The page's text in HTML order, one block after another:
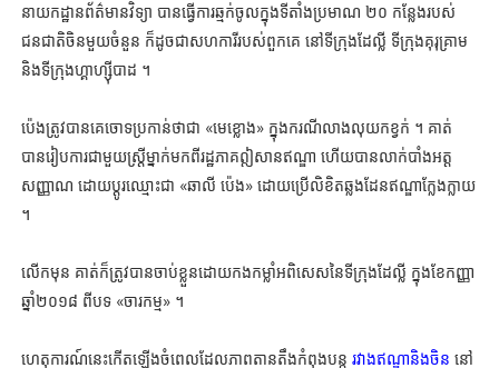
នាយកដ្ឋានព័ត៌មានវិទ្យា បានធ្វើការឆ្មក់ចូលក្នុងទីតាំងប្រមាណ ២០ កន្លែងរបស់
ជនជាតិចិនមួយចំនួន ក៏ដូចជាសហការីរបស់ពួកគេ នៅទីក្រុងដែល្លី ទីក្រុងគុរុគ្រាម
និងទីក្រុងហ្គាហ្ស៊ីបាដ ។
ប៉េងត្រូវបានគេចោទប្រកាន់ថាជា «មេខ្លោង» ក្នុងករណីលាងលុយកខ្វក់ ។ គាត់
បានរៀបការជាមួយស្ត្រីម្នាក់មកពីរដ្ឋភាគឦសានឥណ្ឌា ហើយបានលាក់បាំងអត្ត
សញ្ញាណ ដោយប្ដូរឈ្មោះជា «ឆាលី ប៉េង» ដោយប្រើលិខិតឆ្លងដែនឥណ្ឌាក្លែងក្លាយ
។
លើកមុន គាត់ក៏ត្រូវបានចាប់ខ្លួនដោយកងកម្លាំអពិសេសនៃទីក្រុងដែល្លី ក្នុងខែកញ្ញា
ឆ្នាំ២០១៨ ពីបទ «ចារកម្ម» ។
ហេតុការណ៍នេះកើតឡើងចំពេលដែលភាពតានតឹងកំពុងបន្ត រវាងឥណ្ឌានិងចិន នៅ